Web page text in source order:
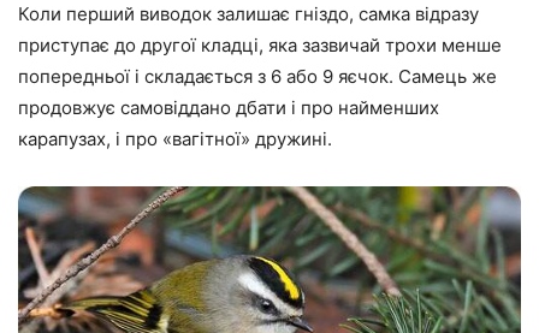
Коли перший виводок залишає гніздо, самка відразу
приступає до другої кладці, яка зазвичай трохи менше
попередньої і складається з 6 або 9 яєчок. Самець же
продовжує самовіддано дбати і про найменших
карапузах, і про «вагітної» дружині.